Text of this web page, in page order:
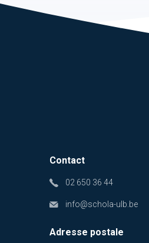
Contact
02 650 36 44
info@schola-ulb.be
Adresse postale